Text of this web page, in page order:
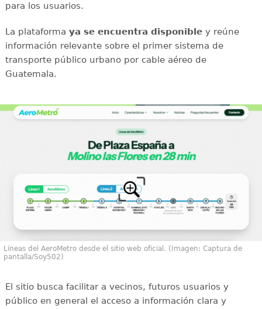
para los usuarios.
La plataforma ya se encuentra disponibley reúne
información relevante sobre el primer sistema de
transporte público urbano por cable aéreo de
Guatemala.
Líneas del AeroMetro desde el sitio web oficial. (Imagen: Captura de
pantalla/Soy502)
El sitio busca facilitar a vecinos, futuros usuarios y
público en general el acceso a información clara y